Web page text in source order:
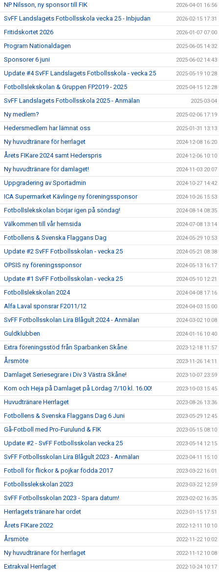
NP Nilsson, ny sponsor till FIK 2026-04-01 16:56
SvFF Landslagets Fotbollsskola vecka 25 - Inbjudan 2026-02-15 17:31
Fritidskortet 2026 2026-01-07 07:00
Program Nationaldagen 2025-06-05 14:32
Sponsorer 6 juni 2025-06-02 14:43
Update #4 SvFF Landslagets Fotbollsskola - vecka 25 2025-05-19 10:28
Fotbollslekskolan & Gruppen FP2019 - 2025 2025-04-15 12:28
SvFF Landslagets Fotbollsskola 2025 - Anmälan 2025-03-04
Ny medlem? 2025-02-06 17:19
Hedersmedlem har lämnat oss 2025-01-31 13:13
Ny huvudtränare för herrlaget 2024-12-08 16:20
Årets FIKare 2024 samt Hederspris 2024-12-06 10:10
Ny huvudtränare för damlaget! 2024-11-03 20:07
Uppgradering av Sportadmin 2024-10-27 14:42
ICA Supermarket Kävlinge ny föreningssponsor 2024-10-26 15:53
Fotbollslekskolan börjar igen på söndag! 2024-08-14 08:35
Välkommen till vår hemsida 2024-07-08 13:14
Fotbollens & Svenska Flaggans Dag 2024-05-29 10:53
Update #2 SvFF Fotbollsskolan - vecka 25 2024-05-21 08:38
OPSIS ny föreningssponsor 2024-05-13 16:17
Update #1 SvFF Fotbollsskolan - vecka 25 2024-05-10 12:21
Fotbollslekskolan 2024 2024-04-08 17:16
Alfa Laval sponsrar F2011/12 2024-04-03 15:00
SvFF Fotbollsskolan Lira Blågult 2024 - Anmälan 2024-03-02 10:08
Guldklubben 2024-01-16 10:40
Extra föreningsstöd från Sparbanken Skåne 2023-12-18 11:57
Årsmöte 2023-11-26 14:11
Damlaget Seriesegrare i Div 3 Västra Skåne! 2023-10-07 23:59
Kom och Heja på Damlaget på Lördag 7/10 kl. 16.00! 2023-10-03 15:45
Huvudtränare Herrlaget 2023-08-26 13:36
Fotbollens & Svenska Flaggans Dag 6 Juni 2023-05-29 12:45
Gå-Fotboll med Pro-Furulund & FIK 2023-05-15 08:10
Update #2 - SvFF Fotbollsskolan vecka 25 2023-05-14 12:15
SvFF Fotbollsskolan Lira Blågult 2023 - Anmälan 2023-04-11 15:10
Fotboll för flickor & pojkar födda 2017 2023-03-22 16:01
Fotbollsslekskolan 2023 2023-03-22 12:59
SvFF Fotbollsskolan 2023 - Spara datum! 2023-02-02 16:35
Herrlagets tränare har ordet 2023-01-15 17:51
Årets FIKare 2022 2022-12-11 10:10
Årsmöte 2022-11-22 10:02
Ny huvudtränare för herrlaget 2022-11-12 10:08
Extrakval Herrlaget 2022-10-24 10:17